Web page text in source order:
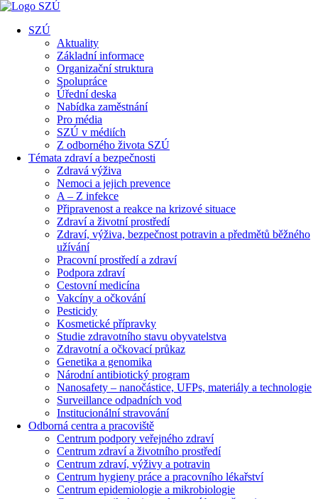
SZÚ
Aktuality
Základní informace
Organizační struktura
Spolupráce
Úřední deska
Nabídka zaměstnání
Pro média
SZÚ v médiích
Z odborného života SZÚ
Témata zdraví a bezpečnosti
Zdravá výživa
Nemoci a jejich prevence
A – Z infekce
Připravenost a reakce na krizové situace
Zdraví a životní prostředí
Zdraví, výživa, bezpečnost potravin a předmětů běžného
užívání
Pracovní prostředí a zdraví
Podpora zdraví
Cestovní medicína
Vakcíny a očkování
Pesticidy
Kosmetické přípravky
Studie zdravotního stavu obyvatelstva
Zdravotní a očkovací průkaz
Genetika a genomika
Národní antibiotický program
Nanosafety – nanočástice, UFPs, materiály a technologie
Surveillance odpadních vod
Institucionální stravování
Odborná centra a pracoviště
Centrum podpory veřejného zdraví
Centrum zdraví a životního prostředí
Centrum zdraví, výživy a potravin
Centrum hygieny práce a pracovního lékařství
Centrum epidemiologie a mikrobiologie